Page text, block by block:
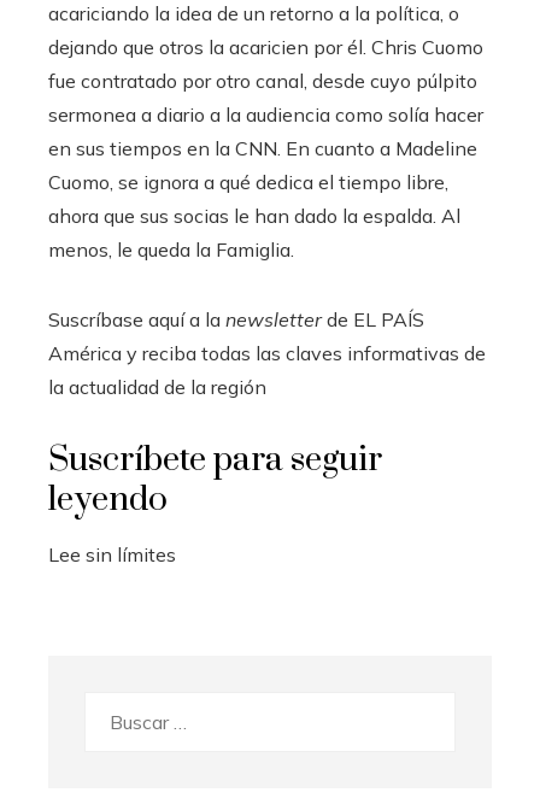
acariciando la idea de un retorno a la política, o
dejando que otros la acaricien por él. Chris Cuomo
fue contratado por otro canal, desde cuyo púlpito
sermonea a diario a la audiencia como solía hacer
en sus tiempos en la CNN. En cuanto a Madeline
Cuomo, se ignora a qué dedica el tiempo libre,
ahora que sus socias le han dado la espalda. Al
menos, le queda la Famiglia.
Suscríbase aquí a la newsletterde EL PAÍS
América y reciba todas las claves informativas de
la actualidad de la región
Suscríbete para seguir
leyendo
Lee sin límites